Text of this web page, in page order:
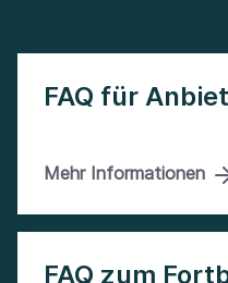
FAQ für
Mehr Informationen
FAQ zum